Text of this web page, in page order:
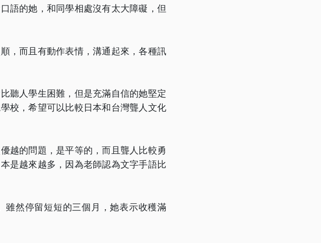
語的她，和同學相處沒有太大障礙，但
，而且有動作表情，溝通起來，各種訊
聽人學生困難，但是充滿自信的她堅定
校，希望可以比較日本和台灣聾人文化
越的問題，是平等的，而且聾人比較勇
是越來越多，因為老師認為文字手語比
雖然停留短短的三個月，她表示收穫滿